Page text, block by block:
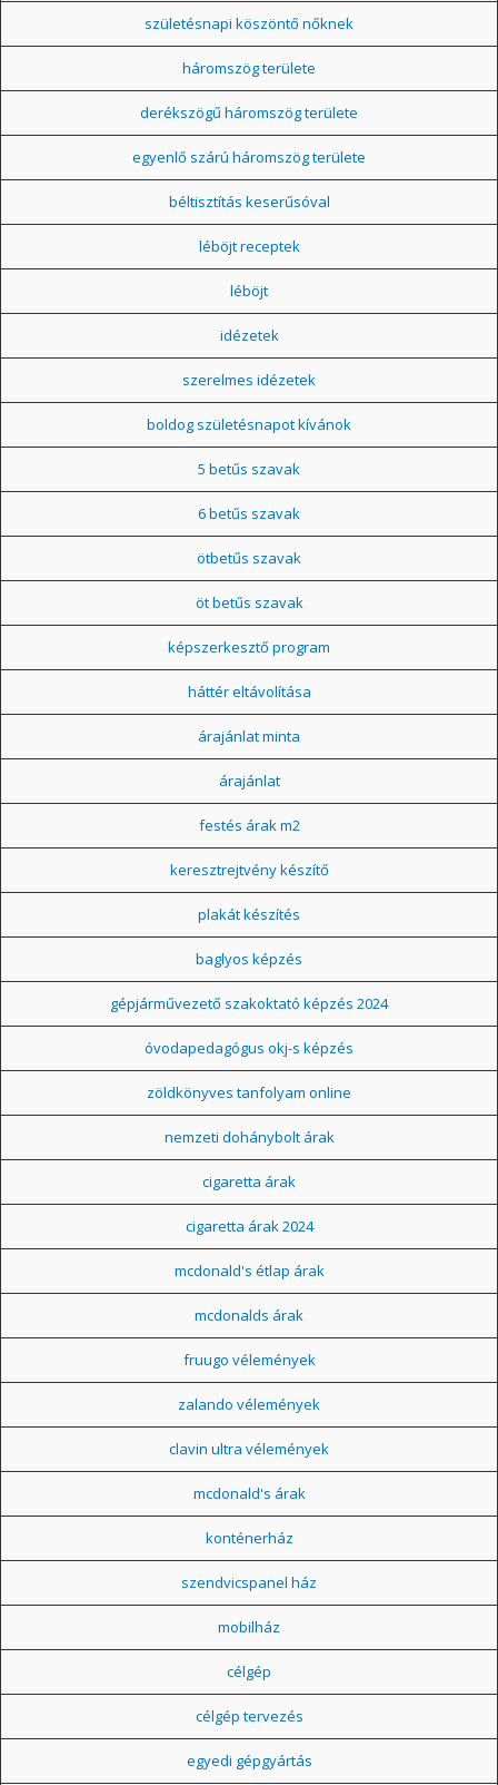
születésnapi köszöntő nőknek
háromszög területe
derékszögű háromszög területe
egyenlő szárú háromszög területe
béltisztítás keserűsóval
léböjt receptek
léböjt
idézetek
szerelmes idézetek
boldog születésnapot kívánok
5 betűs szavak
6 betűs szavak
ötbetűs szavak
öt betűs szavak
képszerkesztő program
háttér eltávolítása
árajánlat minta
árajánlat
festés árak m2
keresztrejtvény készítő
plakát készítés
baglyos képzés
gépjárművezető szakoktató képzés 2024
óvodapedagógus okj-s képzés
zöldkönyves tanfolyam online
nemzeti dohánybolt árak
cigaretta árak
cigaretta árak 2024
mcdonald's étlap árak
mcdonalds árak
fruugo vélemények
zalando vélemények
clavin ultra vélemények
mcdonald's árak
konténerház
szendvicspanel ház
mobilház
célgép
célgép tervezés
egyedi gépgyártás